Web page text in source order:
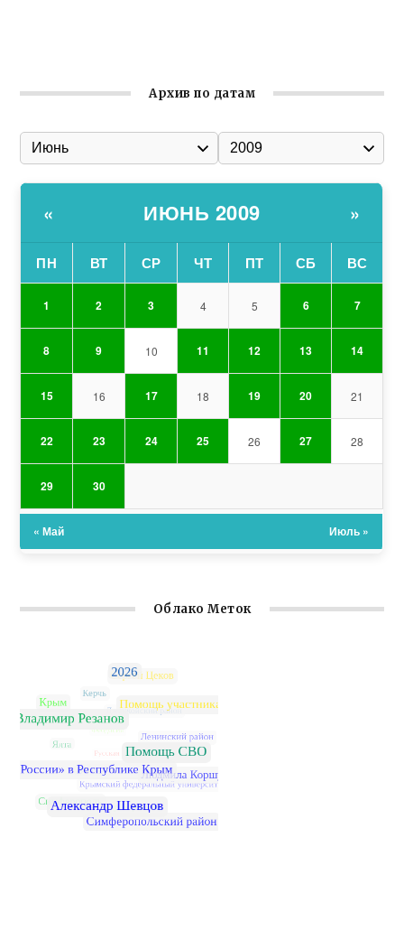
Архив по датам
« ИЮНЬ 2009 »
ПН ВТ СР ЧТ ПТ СБ ВС
1 2 3 4 5 6 7
8 9 10 11 12 13 14
15 16 17 18 19 20 21
22 23 24 25 26 27 28
29 30
« Май Июль »
Облако Меток